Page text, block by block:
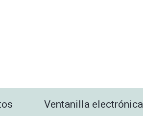
Ventanilla electrónica